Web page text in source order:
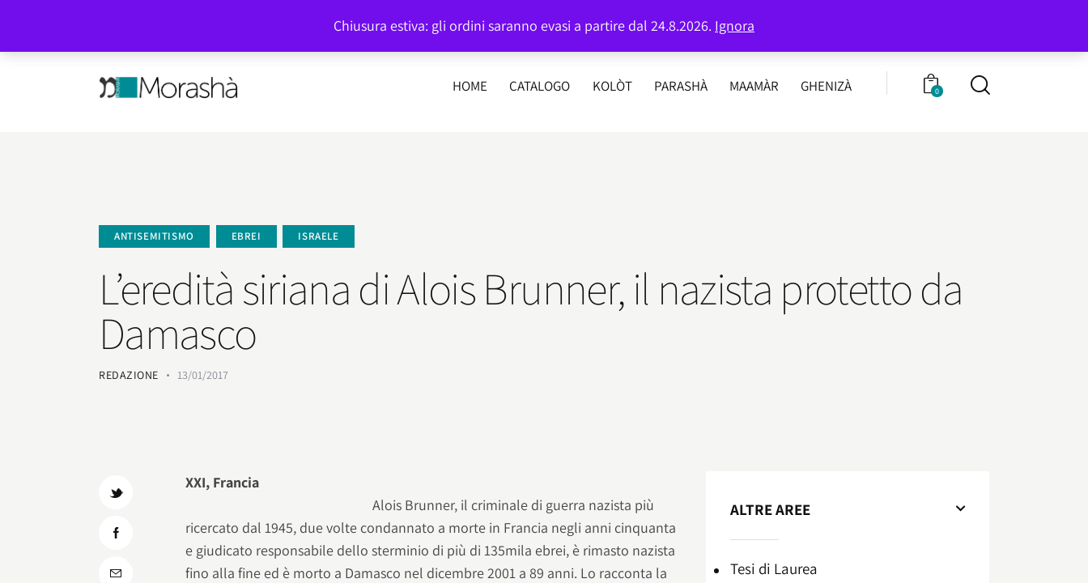
Login or Register
HOME CATALOGO KOLÒT PARASHÀ MAAMÀR GHENIZÀ 0
ANTISEMITISMO EBREI ISRAELE
L’eredità siriana di Alois Brunner, il nazista protetto da
Damasco
REDAZIONE 13/01/2017
XXI, Francia
Alois Brunner, il criminale di guerra nazista più
ricercato dal 1945, due volte condannato a morte in Francia negli anni cinquanta
e giudicato responsabile dello sterminio di più di 135mila ebrei, è rimasto nazista
fino alla fine ed è morto a Damasco nel dicembre 2001 a 89 anni. Lo racconta la
ALTRE AREE
Tesi di Laurea
Chiusura estiva: gli ordini saranno evasi a partire dal 24.8.2026. Ignora